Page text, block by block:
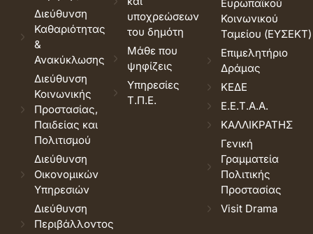
Διεύθυνση
Καθαριότητας
&
Ανακύκλωσης
Διεύθυνση
Κοινωνικής
Προστασίας,
Παιδείας και
Πολιτισμού
Διεύθυνση
Οικονομικών
Υπηρεσιών
Διεύθυνση
Περιβάλλοντος
υποχρεώσεων
του δημότη
Μάθε που
ψηφίζεις
Υπηρεσίες
Τ.Π.Ε.
Ευρωπαϊκού
Κοινωνικού
Ταμείου (ΕΥΣΕΚΤ)
Επιμελητήριο
Δράμας
ΚΕΔΕ
Ε.Ε.Τ.Α.Α.
ΚΑΛΛΙΚΡΑΤΗΣ
Γενική
Γραμματεία
Πολιτικής
Προστασίας
Visit Drama